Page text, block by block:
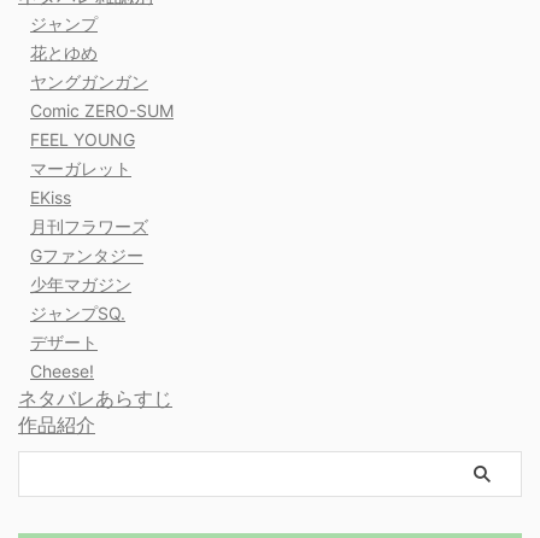
ジャンプ
花とゆめ
ヤングガンガン
Comic ZERO-SUM
FEEL YOUNG
マーガレット
EKiss
月刊フラワーズ
Gファンタジー
少年マガジン
ジャンプSQ.
デザート
Cheese!
ネタバレあらすじ
作品紹介